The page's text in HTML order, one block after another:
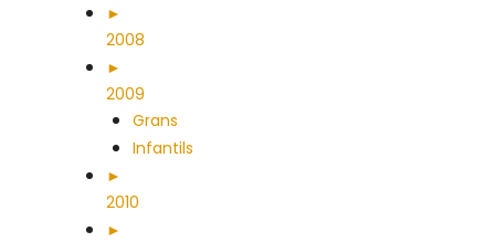
►
2008
►
2009
Grans
Infantils
►
2010
►